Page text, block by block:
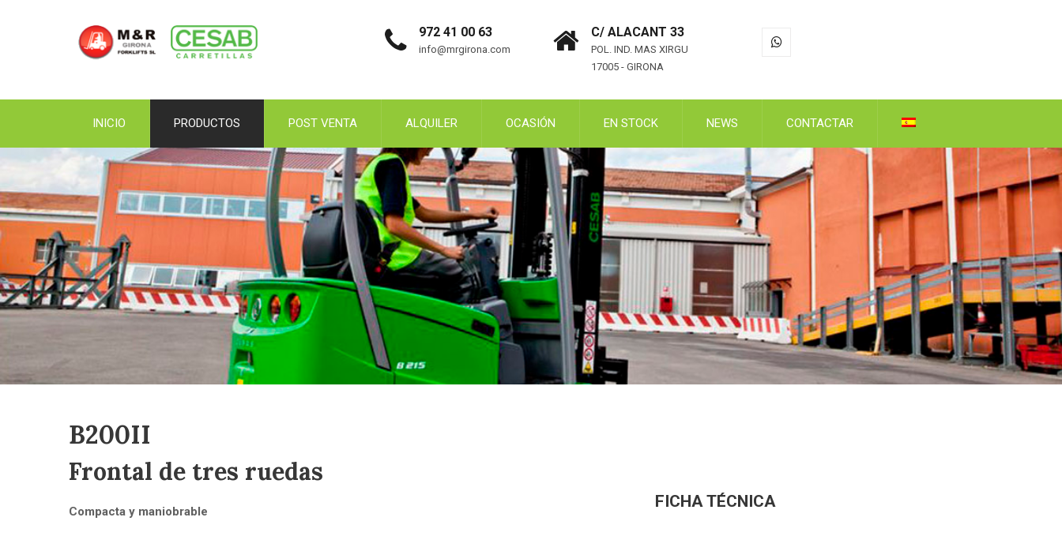
972 41 00 63
info@mrgirona.com
C/ ALACANT 33
POL. IND. MAS XIRGU
17005 - GIRONA
INICIO PRODUCTOS POST VENTA ALQUILER OCASIÓN EN STOCK NEWS CONTACTAR
B200II
Frontal de tres ruedas
Compacta y maniobrable
FICHA TÉCNICA